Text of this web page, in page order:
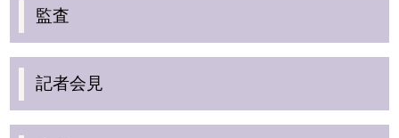
監査
記者会見